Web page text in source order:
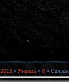
2013 » Январь » 8 »